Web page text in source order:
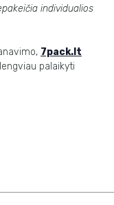
individualios
7pack.lt
palaikyti